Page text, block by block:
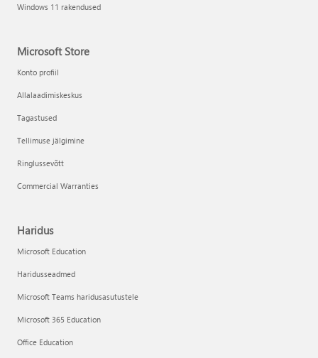
Windows 11 rakendused
Microsoft Store
Konto profiil
Allalaadimiskeskus
Tagastused
Tellimuse jälgimine
Ringlussevõtt
Commercial Warranties
Haridus
Microsoft Education
Haridusseadmed
Microsoft Teams haridusasutustele
Microsoft 365 Education
Office Education